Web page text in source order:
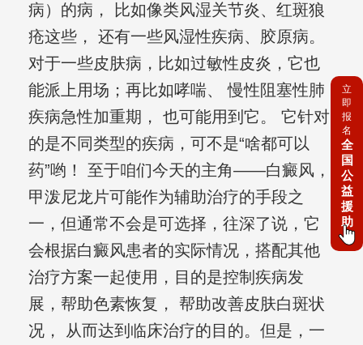
病）的病， 比如像类风湿关节炎、红斑狼
疮这些， 还有一些风湿性疾病、胶原病。
对于一些皮肤病，比如过敏性皮炎，它也
能派上用场；再比如哮喘、 慢性阻塞性肺
疾病急性加重期， 也可能用到它。 它针对
的是不同类型的疾病，可不是“啥都可以
药”哟！ 至于咱们今天的主角——白癜风，
甲泼尼龙片可能作为辅助治疗的手段之
一，但通常不会是可选择，往深了说，它
会根据白癜风患者的实际情况，搭配其他
治疗方案一起使用，目的是控制疾病发
展，帮助色素恢复， 帮助改善皮肤白斑状
况， 从而达到临床治疗的目的。但是，一
立
即
报
名
全
国
公
益
援
助